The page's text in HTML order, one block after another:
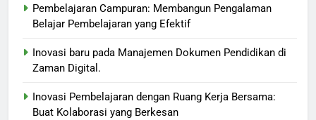
Pembelajaran Campuran: Membangun Pengalaman
Belajar Pembelajaran yang Efektif
Inovasi baru pada Manajemen Dokumen Pendidikan di
Zaman Digital.
Inovasi Pembelajaran dengan Ruang Kerja Bersama:
Buat Kolaborasi yang Berkesan